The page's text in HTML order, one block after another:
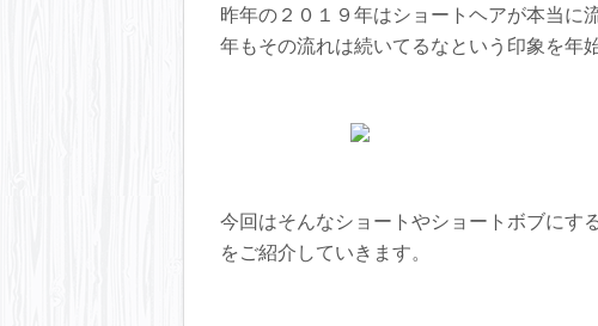
昨年の２０１９年はショートヘアが本当に
年もその流れは続いてるなという印象を年
今回はそんなショートやショートボブにす
をご紹介していきます。